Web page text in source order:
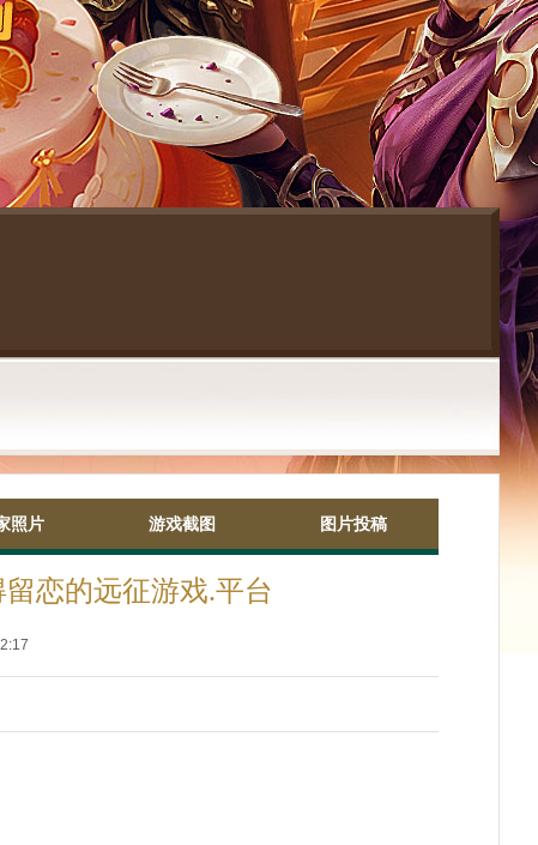
照片 游戏截图 图片投稿
恋的远征游戏.平台